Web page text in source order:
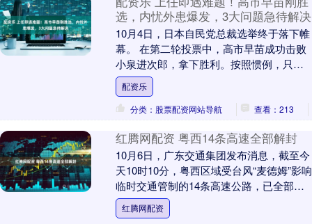
选，内忧外患爆发，3大问题急待解决
10月4日，日本自民党总裁选举终于落下帷
幕。 在第二轮投票中，高市早苗成功击败
小泉进次郎，拿下胜利。按照惯例，只要
在15日的国会投票中顺利通过，她就将成
为日本五....
配资乐
分类：股票配资网站导航
查看：213
红腾网配资 粤西14条高速全部解封
10月6日，广东交通集团发布消息，截至今
天10时10分，粤西区域受台风“麦德姆”影响
临时交通管制的14条高速公路，已全部解
除封闭恢复通行。 随着台风登陆后影响
逐....
红腾网配资